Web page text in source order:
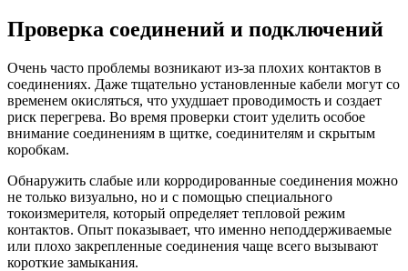
Проверка соединений и подключений
Очень часто проблемы возникают из-за плохих контактов в
соединениях. Даже тщательно установленные кабели могут со
временем окисляться, что ухудшает проводимость и создает
риск перегрева. Во время проверки стоит уделить особое
внимание соединениям в щитке, соединителям и скрытым
коробкам.
Обнаружить слабые или корродированные соединения можно
не только визуально, но и с помощью специального
токоизмерителя, который определяет тепловой режим
контактов. Опыт показывает, что именно неподдерживаемые
или плохо закрепленные соединения чаще всего вызывают
короткие замыкания.